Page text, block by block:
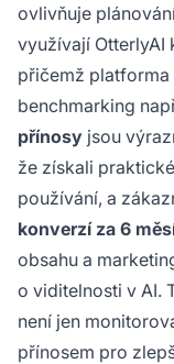
ovlivňuje
využívají OtterlyAI
přičemž
benchmarking
přínosy jsou
že získali
používání, a
konverzí za 6
obsahu a
o viditelnosti v AI.
není jen
přínosem pro